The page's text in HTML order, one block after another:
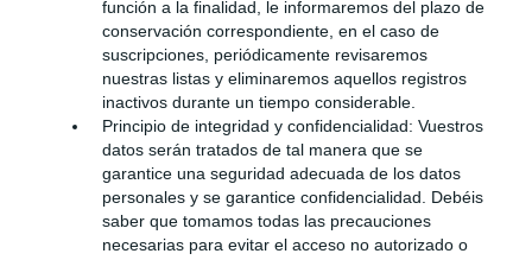
función a la finalidad, le informaremos del plazo de
conservación correspondiente, en el caso de
suscripciones, periódicamente revisaremos
nuestras listas y eliminaremos aquellos registros
inactivos durante un tiempo considerable.
Principio de integridad y confidencialidad: Vuestros
datos serán tratados de tal manera que se
garantice una seguridad adecuada de los datos
personales y se garantice confidencialidad. Debéis
saber que tomamos todas las precauciones
necesarias para evitar el acceso no autorizado o